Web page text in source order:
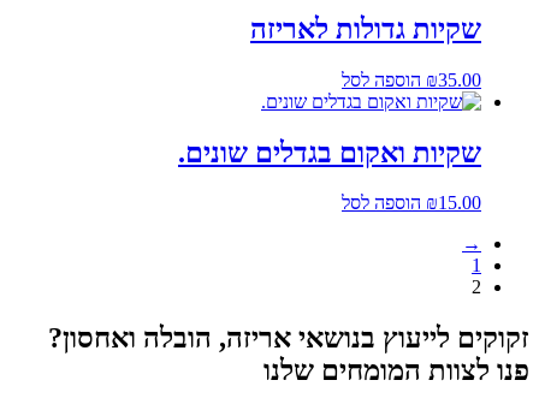
שקיות גדולות לאריזה
₪35.00 הוספה לסל
שקיות ואקום בגדלים שונים.
₪15.00
הוספה לסל
→
1
2
זקוקים לייעוץ בנושאי אריזה, הובלה ואחסון?
פנו לצוות המומחים שלנו